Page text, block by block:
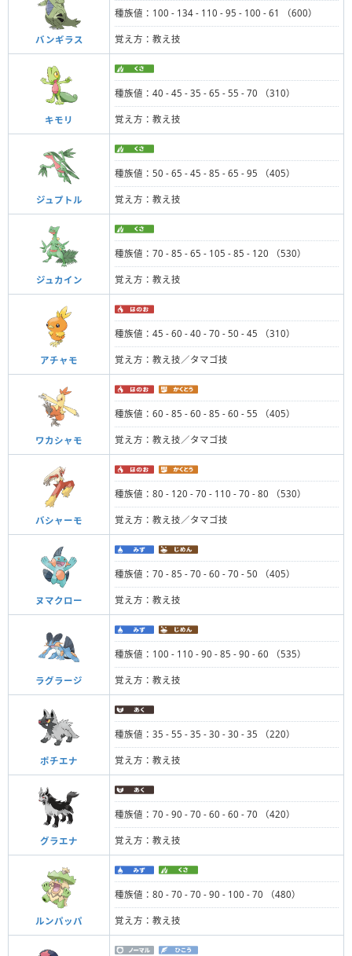
バンギラス
種族値：100 - 134 - 110 - 95 - 100 - 61 （600）
覚え方：教え技
キモリ
種族値：40 - 45 - 35 - 65 - 55 - 70 （310）
覚え方：教え技
ジュプトル
種族値：50 - 65 - 45 - 85 - 65 - 95 （405）
覚え方：教え技
ジュカイン
種族値：70 - 85 - 65 - 105 - 85 - 120 （530）
覚え方：教え技
アチャモ
種族値：45 - 60 - 40 - 70 - 50 - 45 （310）
覚え方：教え技／タマゴ技
ワカシャモ
種族値：60 - 85 - 60 - 85 - 60 - 55 （405）
覚え方：教え技／タマゴ技
バシャーモ
種族値：80 - 120 - 70 - 110 - 70 - 80 （530）
覚え方：教え技／タマゴ技
ヌマクロー
種族値：70 - 85 - 70 - 60 - 70 - 50 （405）
覚え方：教え技
ラグラージ
種族値：100 - 110 - 90 - 85 - 90 - 60 （535）
覚え方：教え技
ポチエナ
種族値：35 - 55 - 35 - 30 - 30 - 35 （220）
覚え方：教え技
グラエナ
種族値：70 - 90 - 70 - 60 - 60 - 70 （420）
覚え方：教え技
ルンパッパ
種族値：80 - 70 - 70 - 90 - 100 - 70 （480）
覚え方：教え技